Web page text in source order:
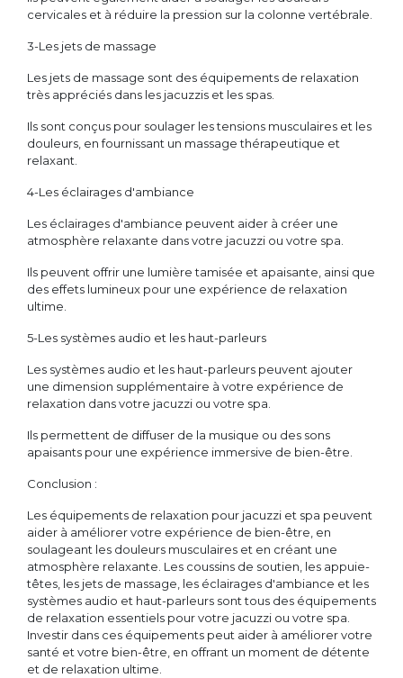
cervicales et à réduire la pression sur la colonne vertébrale.
3-Les jets de massage
Les jets de massage sont des équipements de relaxation
très appréciés dans les jacuzzis et les spas.
Ils sont conçus pour soulager les tensions musculaires et les
douleurs, en fournissant un massage thérapeutique et
relaxant.
4-Les éclairages d'ambiance
Les éclairages d'ambiance peuvent aider à créer une
atmosphère relaxante dans votre jacuzzi ou votre spa.
Ils peuvent offrir une lumière tamisée et apaisante, ainsi que
des effets lumineux pour une expérience de relaxation
ultime.
5-Les systèmes audio et les haut-parleurs
Les systèmes audio et les haut-parleurs peuvent ajouter
une dimension supplémentaire à votre expérience de
relaxation dans votre jacuzzi ou votre spa.
Ils permettent de diffuser de la musique ou des sons
apaisants pour une expérience immersive de bien-être.
Conclusion :
Les équipements de relaxation pour jacuzzi et spa peuvent
aider à améliorer votre expérience de bien-être, en
soulageant les douleurs musculaires et en créant une
atmosphère relaxante. Les coussins de soutien, les appuie-
têtes, les jets de massage, les éclairages d'ambiance et les
systèmes audio et haut-parleurs sont tous des équipements
de relaxation essentiels pour votre jacuzzi ou votre spa.
Investir dans ces équipements peut aider à améliorer votre
santé et votre bien-être, en offrant un moment de détente
et de relaxation ultime.